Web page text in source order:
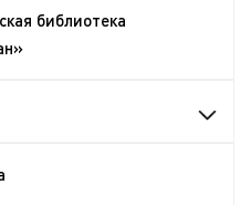
библиотека